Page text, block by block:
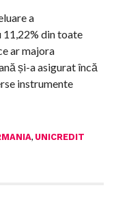
a
din toate
ar majora
și-a asigurat încă
instrumente
, UNICREDIT